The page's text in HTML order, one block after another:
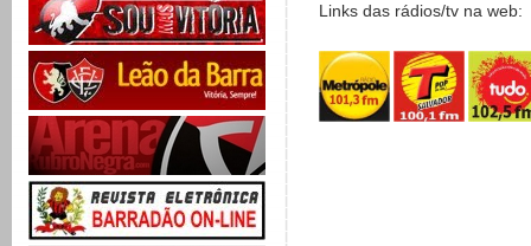
Links das rádios/tv na web: